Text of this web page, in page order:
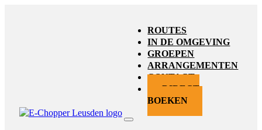
ROUTES
IN DE OMGEVING
GROEPEN
ARRANGEMENTEN
CONTACT
DIRECT
BOEKEN